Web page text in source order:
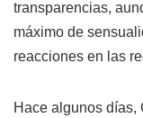
transparencias,
máximo de
reacciones en las
Hace algunos días,